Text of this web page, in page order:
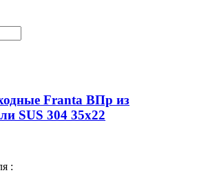
Franta ВПр из
SUS 304 35х22
: